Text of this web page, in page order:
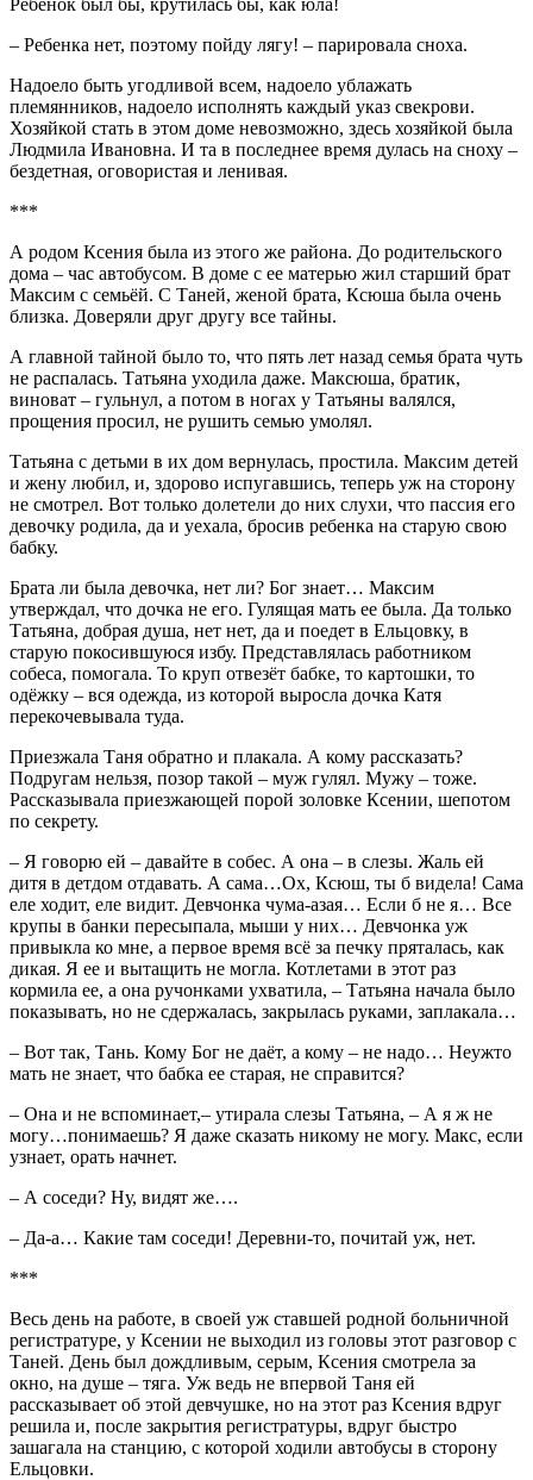
– Ребенка нет, поэтому пойду лягу! – парировала сноха.
Надоело быть угодливой всем, надоело ублажать
племянников, надоело исполнять каждый указ свекрови.
Хозяйкой стать в этом доме невозможно, здесь хозяйкой была
Людмила Ивановна. И та в последнее время дулась на сноху –
бездетная, оговористая и ленивая.
***
А родом Ксения была из этого же района. До родительского
дома – час автобусом. В доме с ее матерью жил старший брат
Максим с семьёй. С Таней, женой брата, Ксюша была очень
близка. Доверяли друг другу все тайны.
А главной тайной было то, что пять лет назад семья брата чуть
не распалась. Татьяна уходила даже. Максюша, братик,
виноват – гульнул, а потом в ногах у Татьяны валялся,
прощения просил, не рушить семью умолял.
Татьяна с детьми в их дом вернулась, простила. Максим детей
и жену любил, и, здорово испугавшись, теперь уж на сторону
не смотрел. Вот только долетели до них слухи, что пассия его
девочку родила, да и уехала, бросив ребенка на старую свою
бабку.
Брата ли была девочка, нет ли? Бог знает… Максим
утверждал, что дочка не его. Гулящая мать ее была. Да только
Татьяна, добрая душа, нет нет, да и поедет в Ельцовку, в
старую покосившуюся избу. Представлялась работником
собеса, помогала. То круп отвезёт бабке, то картошки, то
одёжку – вся одежда, из которой выросла дочка Катя
перекочевывала туда.
Приезжала Таня обратно и плакала. А кому рассказать?
Подругам нельзя, позор такой – муж гулял. Мужу – тоже.
Рассказывала приезжающей порой золовке Ксении, шепотом
по секрету.
– Я говорю ей – давайте в собес. А она – в слезы. Жаль ей
дитя в детдом отдавать. А сама…Ох, Ксюш, ты б видела! Сама
еле ходит, еле видит. Девчонка чума-азая… Если б не я… Все
крупы в банки пересыпала, мыши у них… Девчонка уж
привыкла ко мне, а первое время всё за печку пряталась, как
дикая. Я ее и вытащить не могла. Котлетами в этот раз
кормила ее, а она ручонками ухватила, – Татьяна начала было
показывать, но не сдержалась, закрылась руками, заплакала…
– Вот так, Тань. Кому Бог не даёт, а кому – не надо… Неужто
мать не знает, что бабка ее старая, не справится?
– Она и не вспоминает,– утирала слезы Татьяна, – А я ж не
могу…понимаешь? Я даже сказать никому не могу. Макс, если
узнает, орать начнет.
– А соседи? Ну, видят же….
– Да-а… Какие там соседи! Деревни-то, почитай уж, нет.
***
Весь день на работе, в своей уж ставшей родной больничной
регистратуре, у Ксении не выходил из головы этот разговор с
Таней. День был дождливым, серым, Ксения смотрела за
окно, на душе – тяга. Уж ведь не впервой Таня ей
рассказывает об этой девчушке, но на этот раз Ксения вдруг
решила и, после закрытия регистратуры, вдруг быстро
зашагала на станцию, с которой ходили автобусы в сторону
Ельцовки.